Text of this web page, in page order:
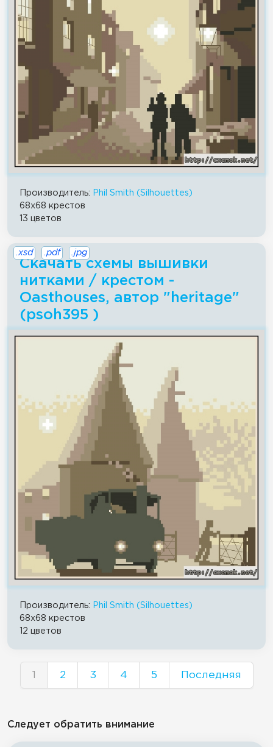
Производитель:
Phil Smith (Silhouettes)
68x68 крестов
13 цветов
Скачать схемы вышивки
нитками / крестом -
Oasthouses, автор "heritage"
(psoh395 )
.xsd .pdf .jpg
Производитель:
Phil Smith (Silhouettes)
68x68 крестов
12 цветов
1 2 3 4 5 Последняя
Следует обратить внимание